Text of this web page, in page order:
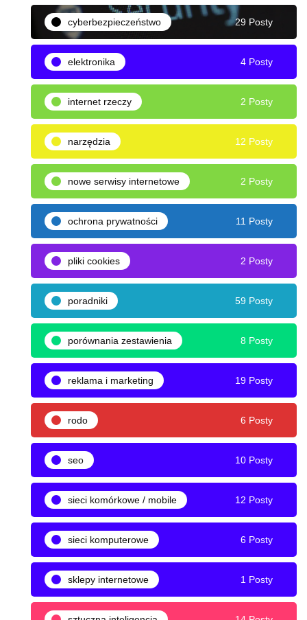
cyberbezpieczeństwo 29 Posty
elektronika 4 Posty
internet rzeczy 2 Posty
narzędzia 12 Posty
nowe serwisy internetowe 2 Posty
ochrona prywatności 11 Posty
pliki cookies 2 Posty
poradniki 59 Posty
porównania zestawienia 8 Posty
reklama i marketing 19 Posty
rodo 6 Posty
seo 10 Posty
sieci komórkowe / mobile 12 Posty
sieci komputerowe 6 Posty
sklepy internetowe 1 Posty